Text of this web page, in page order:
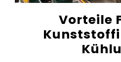
Vorteile